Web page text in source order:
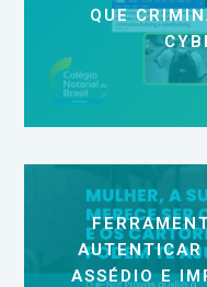
QUE
AUTENTICAR
ASSÉDIO E